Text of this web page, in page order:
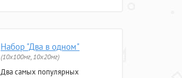
Набор "Два в одном"
(10x100мг, 10x20мг)
Два самых популярных